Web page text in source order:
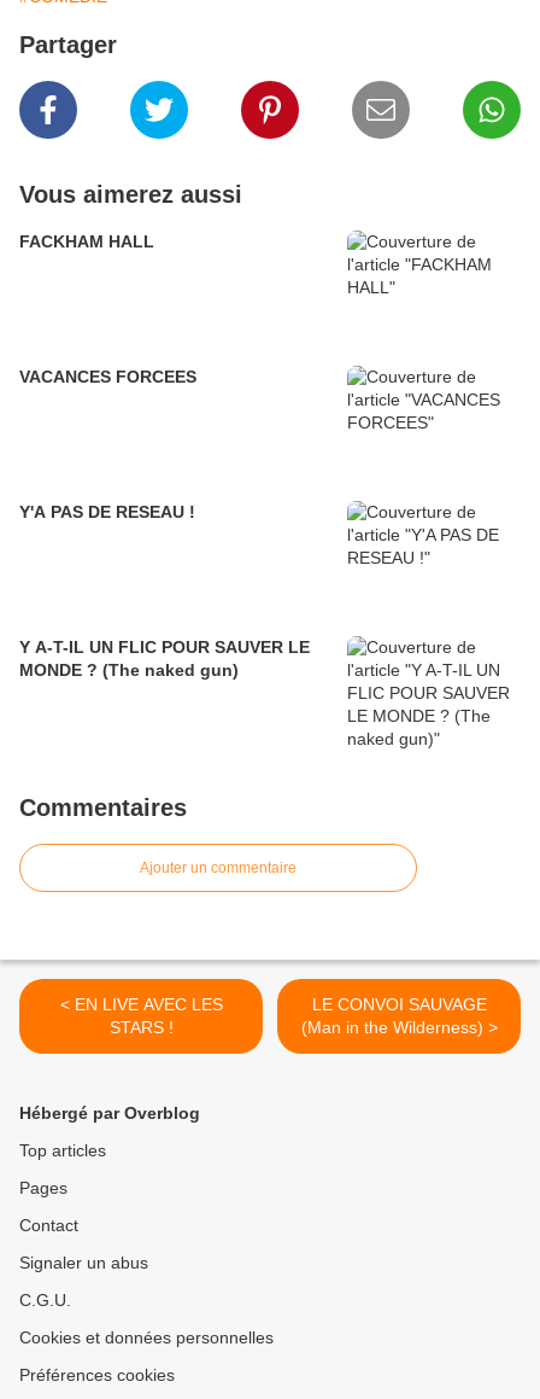
Partager
Vous aimerez aussi
FACKHAM HALL
VACANCES FORCEES
Y'A PAS DE RESEAU !
Y A-T-IL UN FLIC POUR SAUVER LE
MONDE ? (The naked gun)
Commentaires
Ajouter un commentaire
< EN LIVE AVEC LES
STARS !
LE CONVOI SAUVAGE
(Man in the Wilderness) >
Hébergé par Overblog
Top articles
Pages
Contact
Signaler un abus
C.G.U.
Cookies et données personnelles
Préférences cookies